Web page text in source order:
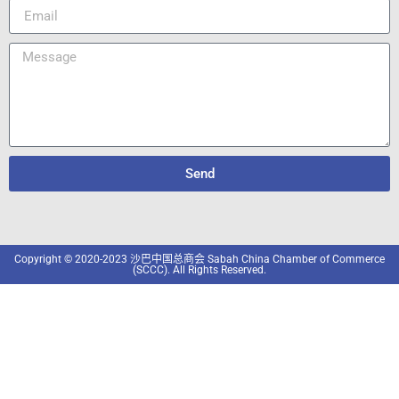
Send
Copyright © 2020-2023 沙巴中国总商会 Sabah China Chamber of Commerce
(SCCC). All Rights Reserved.